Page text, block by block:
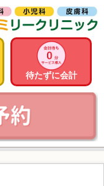
待たずに会計